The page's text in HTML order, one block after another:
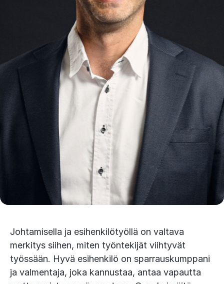
Johtamisella ja esihenkilötyöllä on valtava
merkitys siihen, miten työntekijät viihtyvät
työssään. Hyvä esihenkilö on sparrauskumppani
ja valmentaja, joka kannustaa, antaa vapautta